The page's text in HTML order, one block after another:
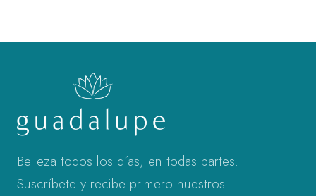
Belleza todos los días, en todas partes.
Suscríbete y recibe primero nuestros